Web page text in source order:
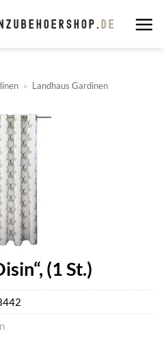
» Landhaus Gardinen
(1 St.)